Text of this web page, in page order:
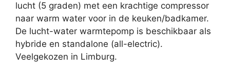
lucht (5 graden) met een krachtige compressor
naar warm water voor in de keuken/badkamer.
De lucht-water warmtepomp is beschikbaar als
hybride en standalone (all-electric).
Veelgekozen in Limburg.